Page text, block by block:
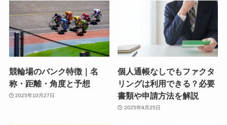
競輪場のバンク特徴｜名
称・距離・角度と予想
2025年10月27日
個人通帳なしでもファクタ
リングは利用できる？必要
書類や申請方法を解説
2025年9月25日